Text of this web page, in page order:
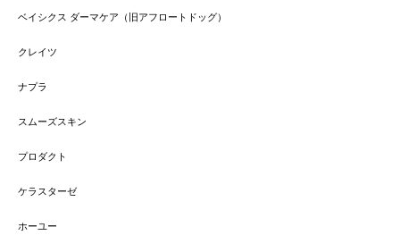
ベイシクス ダーマケア（旧アフロートドッグ）
クレイツ
ナプラ
スムーズスキン
プロダクト
ケラスターゼ
ホーユー